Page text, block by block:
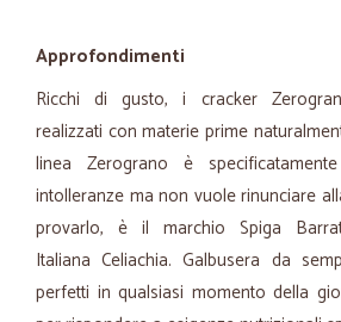
Approfondimenti
Ricchi di gusto, i cracker
realizzati con materie prime
linea Zerograno è
intolleranze ma non vuole rinunciare
provarlo, è il marchio Spiga
Italiana Celiachia. Galbusera da
perfetti in qualsiasi momento della